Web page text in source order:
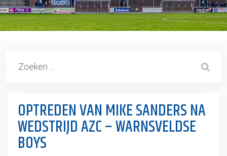
OPTREDEN VAN MIKE SANDERS NA
WEDSTRIJD AZC – WARNSVELDSE
BOYS